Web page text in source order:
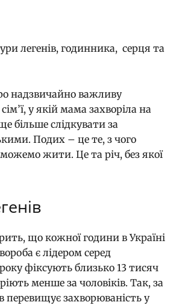
легенів, годинника, серця та
надзвичайно важливу
у якій мама захворіла на
більше слідкувати за
Подих – це те, з чого
жити. Це та річ, без якої
що кожної години в Україні
є лідером серед
фіксують близько 13 тисяч
менше за чоловіків. Так, за
перевищує захворюваність у